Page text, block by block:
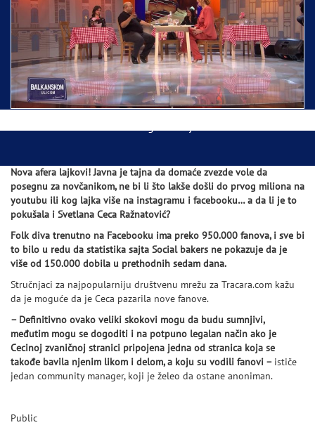
Ispraćaj Pojasa Presvete Bogorodice danas iz
Hrama Svetog Save
Nova afera lajkovi! Javna je tajna da domaće zvezde vole da
posegnu za novčanikom, ne bi li što lakše došli do prvog miliona na
youtubu ili kog lajka više na instagramu i facebooku… a da li je to
pokušala i Svetlana Ceca Ražnatović?
Folk diva trenutno na Facebooku ima preko 950.000 fanova, i sve bi
to bilo u redu da statistika sajta Social bakers ne pokazuje da je
više od 150.000 dobila u prethodnih sedam dana.
Stručnjaci za najpopularniju društvenu mrežu za Tracara.com kažu
da je moguće da je Ceca pazarila nove fanove.
– Definitivno ovako veliki skokovi mogu da budu sumnjivi,
međutim mogu se dogoditi i na potpuno legalan način ako je
Cecinoj zvaničnoj stranici pripojena jedna od stranica koja se
takođe bavila njenim likom i delom, a koju su vodili fanovi – ističe
jedan community manager, koji je želeo da ostane anoniman.
Public